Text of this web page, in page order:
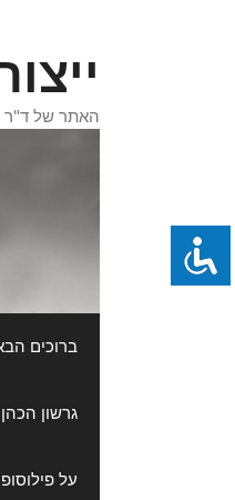
האתר של ד"ר
ברוכים
גרשון הכהן
על